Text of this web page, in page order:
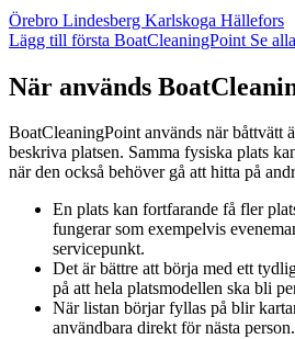
Örebro Lindesberg Karlskoga Hällefors
Lägg till första BoatCleaningPoint Se
När används
BoatCleaningPoint används när båttvätt
beskriva platsen. Samma fysiska plats
när den också behöver gå att hitta på
En plats kan fortfarande få fler
fungerar som exempelvis
servicepunkt.
Det är bättre att börja med ett
på att hela platsmodellen ska bli
När listan börjar fyllas på blir
användbara direkt för nästa person.